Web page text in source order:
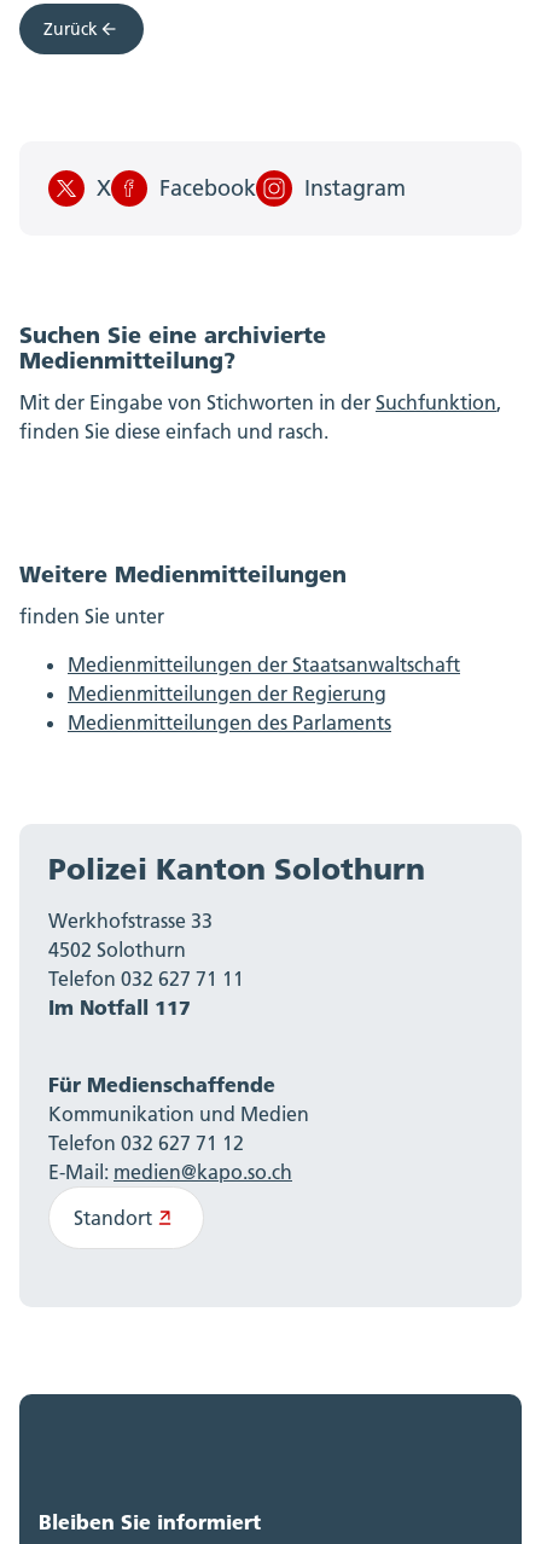
Zurück
X Facebook Instagram
Suchen Sie eine archivierte
Medienmitteilung?
Mit der Eingabe von Stichworten in der Suchfunktion,
finden Sie diese einfach und rasch.
Weitere Medienmitteilungen
finden Sie unter
Medienmitteilungen der Staatsanwaltschaft
Medienmitteilungen der Regierung
Medienmitteilungen des Parlaments
Polizei Kanton Solothurn
Werkhofstrasse 33
4502 Solothurn
Telefon 032 627 71 11
Im Notfall 117
Für Medienschaffende
Kommunikation und Medien
Telefon 032 627 71 12
E-Mail: medien@kapo.so.ch
Standort
Bleiben Sie informiert